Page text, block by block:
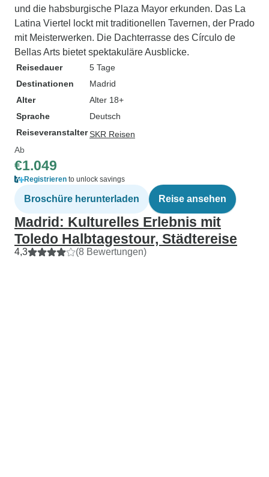
und die habsburgische Plaza Mayor erkunden. Das La
Latina Viertel lockt mit traditionellen Tavernen, der Prado
mit Meisterwerken. Die Dachterrasse des Círculo de
Bellas Arts bietet spektakuläre Ausblicke.
Reisedauer
5 Tage
Destinationen
Madrid
Alter
Alter 18+
Sprache
Deutsch
ReiseveranstalterSKR Reisen
Ab
€1.049
Registrieren to unlock savings
Broschüre herunterladen Reise ansehen
Madrid: Kulturelles Erlebnis mit
Toledo Halbtagestour, Städtereise
4,3 (8 Bewertungen)